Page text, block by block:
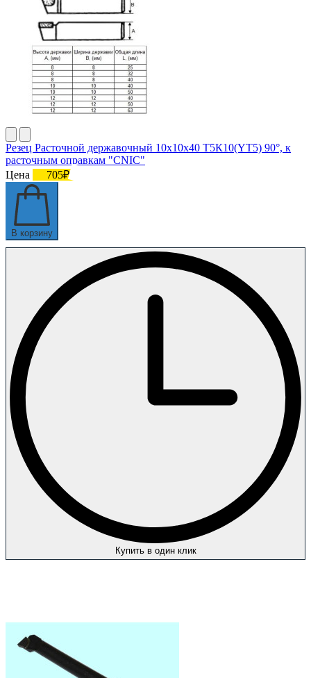
Резец Расточной державочный 10х10х40 Т5К10(YT5) 90°, к
расточным оправкам "CNIC"
Цена
705₽
В корзину
Купить в один клик